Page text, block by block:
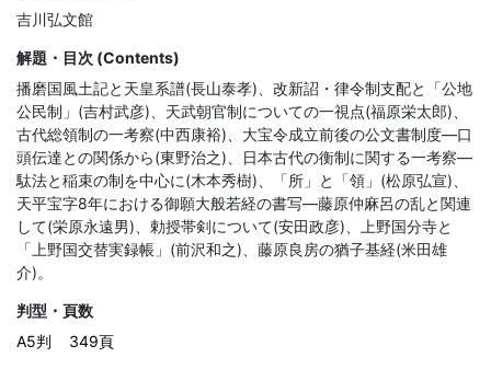
吉川弘文館
解題・目次 (Contents)
播磨国風土記と天皇系譜(長山泰孝)、改新詔・律令制支配と「公地
公民制」(吉村武彦)、天武朝官制についての一視点(福原栄太郎)、
古代総領制の一考察(中西康裕)、大宝令成立前後の公文書制度—口
頭伝達との関係から(東野治之)、日本古代の衡制に関する一考察—
駄法と稲束の制を中心に(木本秀樹)、「所」と「領」(松原弘宣)、
天平宝字8年における御願大般若経の書写—藤原仲麻呂の乱と関連
して(栄原永遠男)、勅授帯剣について(安田政彦)、上野国分寺と
「上野国交替実録帳」(前沢和之)、藤原良房の猶子基経(米田雄
介)。
判型・頁数
A5判
349頁